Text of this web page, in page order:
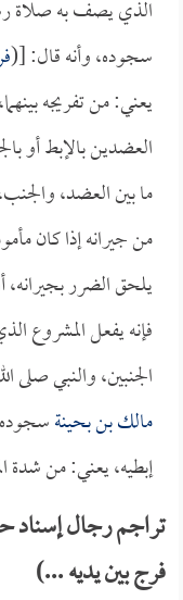
الذي يصف به صلاة
سجوده، وأنه قال: [(
يعني: من تفريجه
العضدين بالإبط أو
ما بين العضد،
من جيرانه إذا كان
يلحق الضرر بجيرانه،
فإنه يفعل المشروع
الجنبين، والنبي
مالك بن بحينة
إبطيه، يعني: من شدة
تراجم رجال إسناد
فرج بين يديه ...)